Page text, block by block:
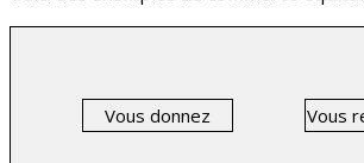
Vous donnez Vous